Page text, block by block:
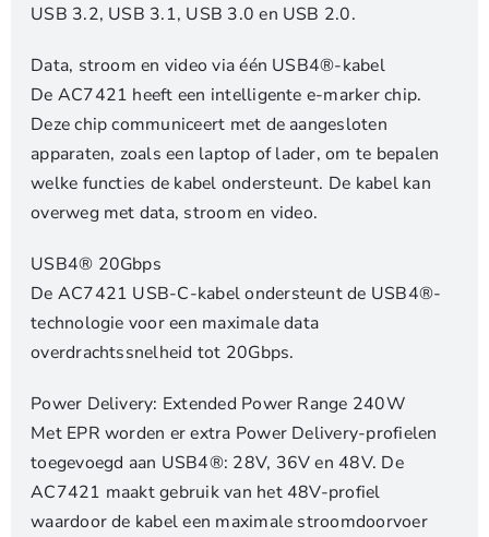
USB 3.2, USB 3.1, USB 3.0 en USB 2.0.
Data, stroom en video via één USB4®-kabel
De AC7421 heeft een intelligente e-marker chip.
Deze chip communiceert met de aangesloten
apparaten, zoals een laptop of lader, om te bepalen
welke functies de kabel ondersteunt. De kabel kan
overweg met data, stroom en video.
USB4® 20Gbps
De AC7421 USB-C-kabel ondersteunt de USB4®-
technologie voor een maximale data
overdrachtssnelheid tot 20Gbps.
Power Delivery: Extended Power Range 240W
Met EPR worden er extra Power Delivery-profielen
toegevoegd aan USB4®: 28V, 36V en 48V. De
AC7421 maakt gebruik van het 48V-profiel
waardoor de kabel een maximale stroomdoorvoer